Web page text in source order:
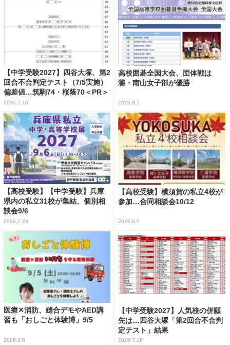
【中学受験2027】四谷大塚、第2
回合不合判定テスト（7/5実施）
偏差値…筑駒74・桜蔭70＜PR＞
2026.7.10
高校囲碁全国大会、団体戦は
灘・南山女子部が優勝
2026.8.5
【高校受験】【中学受験】兵庫
県内の私立31校が集結、個別相
談会9/6
2026.7.28
【高校受験】横須賀の私立4校が
参加…合同相談会10/12
2026.8.5
医療✕消防、縫合デモやAED講
習も「おしごと体験博」9/5
2026.8.6
【中学受験2027】人気校の併願
先は…四谷大塚「第2回合不合判
定テスト」結果
2026.7.16